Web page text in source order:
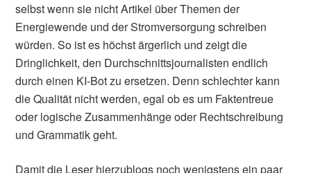
selbst wenn sie nicht Artikel über Themen der
Energiewende und der Stromversorgung schreiben
würden. So ist es höchst ärgerlich und zeigt die
Dringlichkeit, den Durchschnittsjournalisten endlich
durch einen KI-Bot zu ersetzen. Denn schlechter kann
die Qualität nicht werden, egal ob es um Faktentreue
oder logische Zusammenhänge oder Rechtschreibung
und Grammatik geht.
Damit die Leser hierzublogs noch wenigstens ein paar